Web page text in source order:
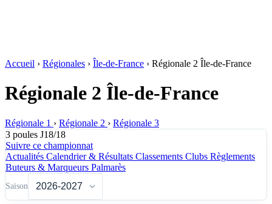
Accueil › Régionales › Île-de-France › Régionale 2 Île-de-France
Régionale 2 Île-de-France
Régionale 1 › Régionale 2 › Régionale 3
3 poules J18/18
Suivre ce championnat
Actualités Calendrier & Résultats Classements Clubs Règlements
Buteurs & Marqueurs Palmarès
Saison